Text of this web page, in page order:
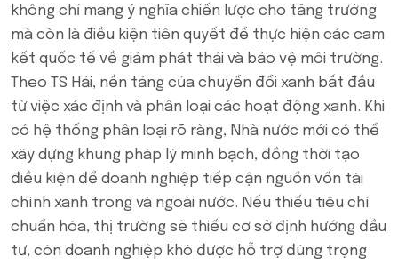
không chỉ mang ý nghĩa chiến lược cho tăng trưởng
mà còn là điều kiện tiên quyết để thực hiện các cam
kết quốc tế về giảm phát thải và bảo vệ môi trường.
Theo TS Hải, nền tảng của chuyển đổi xanh bắt đầu
từ việc xác định và phân loại các hoạt động xanh. Khi
có hệ thống phân loại rõ ràng, Nhà nước mới có thể
xây dựng khung pháp lý minh bạch, đồng thời tạo
điều kiện để doanh nghiệp tiếp cận nguồn vốn tài
chính xanh trong và ngoài nước. Nếu thiếu tiêu chí
chuẩn hóa, thị trường sẽ thiếu cơ sở định hướng đầu
tư, còn doanh nghiệp khó được hỗ trợ đúng trọng